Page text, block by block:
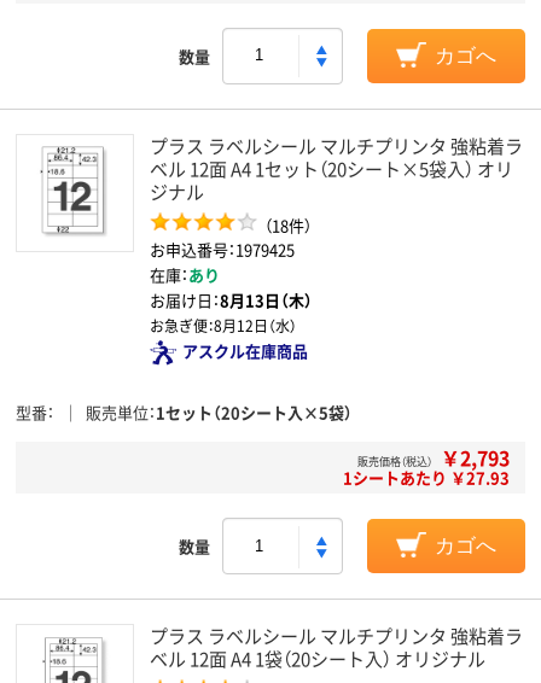
数量 カゴへ
プラス ラベルシール マルチプリンタ 強粘着ラ
ベル 12面 A4 1セット（20シート×5袋入） オリ
ジナル
（18件）
お申込番号：1979425
在庫：あり
お届け日：8月13日（木）
お急ぎ便：8月12日（水）
アスクル在庫商品
型番 販売単位 1セット（20シート入×5袋）
販売価格（税込） ￥2,793
1シートあたり ￥27.93
数量 カゴへ
プラス ラベルシール マルチプリンタ 強粘着ラ
ベル 12面 A4 1袋（20シート入） オリジナル